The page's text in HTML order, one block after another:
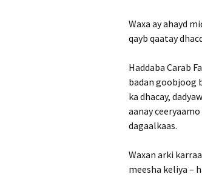
Waxa ay ahayd
qayb qaatay
Haddaba Carab
badan goobjoog
ka dhacay,
aanay
dagaalkaas.
Waxan arki
meesha keliya –